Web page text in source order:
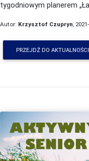
tygodniowym planerem
Autor: Krzysztof Czupryn,
PRZEJDŹ DO AKTUALNOŚCI